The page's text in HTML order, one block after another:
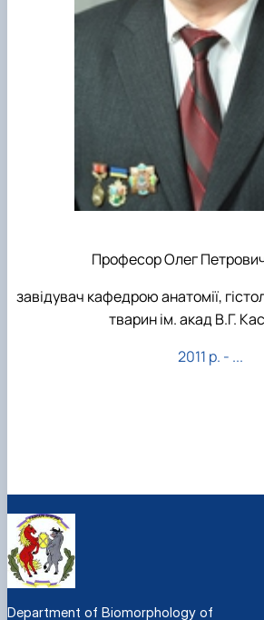
Професор Олег
завідувач кафедрою анатомії,
тварин ім. акад В.Г.
2011 р. - ...
Department of Biomorphology of